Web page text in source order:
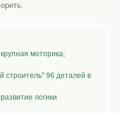
моторика;
строитель" 96 деталей в
логики